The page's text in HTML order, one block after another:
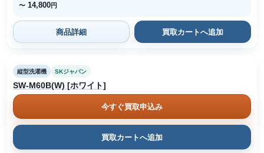
〜 14,800円
商品詳細 買取カートへ追加
縦型洗濯機 SKジャパン
SW-M60B(W) [ホワイト]
今すぐ買取申込み
買取カートへ追加